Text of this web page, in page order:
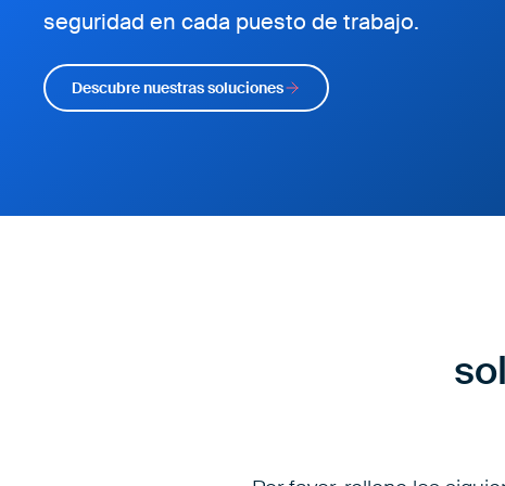
seguridad en cada puesto de trabajo.
Descubre nuestras soluciones